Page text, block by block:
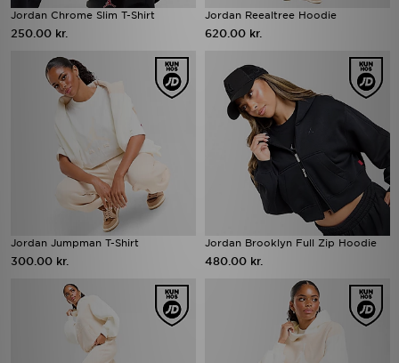
Jordan Chrome Slim T-Shirt
250.00 kr.
Jordan Reealtree Hoodie
620.00 kr.
Jordan Jumpman T-Shirt
300.00 kr.
Jordan Brooklyn Full Zip Hoodie
480.00 kr.